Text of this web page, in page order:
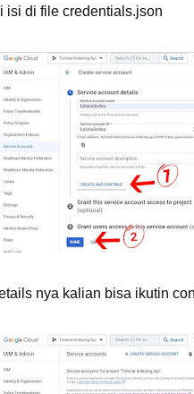
isi di file credentials.json
nya kalian bisa ikutin